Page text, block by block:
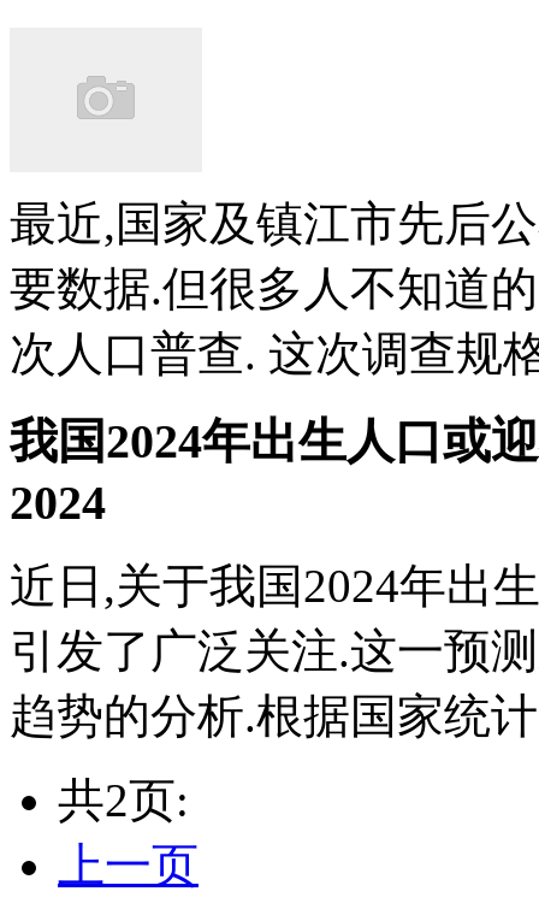
最近,国家及镇江市先后
要数据.但很多人不知道
次人口普查. 这次调查规
我国2024年出生人口或
2024
近日,关于我国2024年出
引发了广泛关注.这一预
趋势的分析.根据国家统
共2页:
上一页